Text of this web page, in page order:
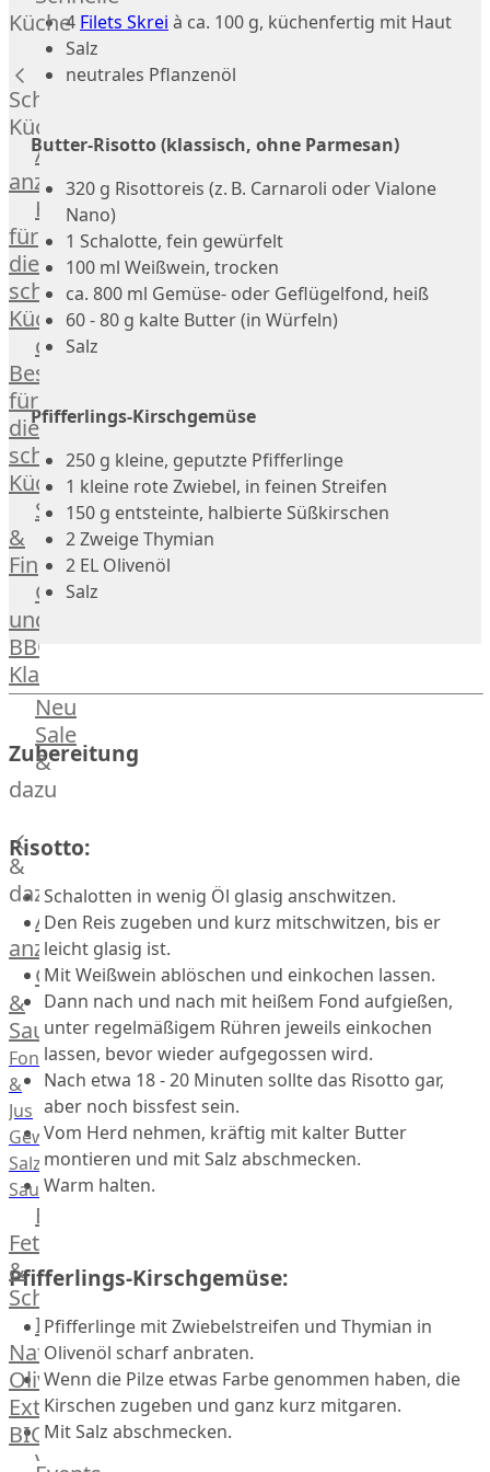
Russell
Lamm
Bison
Kaninchen
Wild
Reh
Rotwild
Elch
Dry-
Aged
Burger
Würstchen
Traditionell
klassisch
Außergewöhnlich
&
exotisch
OTTO
GOURMET
Manufaktur
Bratwurstsets
Toppings
Hackfleisch
Aufschnitt
&
Schinken
Küche
Schnelle
Küche
Alle
anzeigen
Hausmannskost
für
die
schnelle
Küche
das
Besondere
für
die
schnelle
Küche
Streetfood
&
Fingerfood
Grill-
und
BBQ-
Klassiker
Beilagen
Brot
&
Brötchen
Burger
Buns
&
Hot
Dog
Brötchen
Desserts
Neu
Sale
&
dazu
&
dazu
Alle
anzeigen
Gewürze
&
Saucen
Fonds
&
Jus
Gewürze
Salz
Saucen
Butter,
Fett
&
Schmalz
ItalianBar
Natives
Olivenöl
Extra
BIO
Veggie
4 Filets Skrei à ca. 100 g, küchenfertig mit Haut
Salz
neutrales Pflanzenöl
Butter-Risotto (klassisch, ohne Parmesan)
320 g Risottoreis (z. B. Carnaroli oder Vialone
Nano)
1 Schalotte, fein gewürfelt
100 ml Weißwein, trocken
ca. 800 ml Gemüse- oder Geflügelfond, heiß
60 - 80 g kalte Butter (in Würfeln)
Salz
Pfifferlings-Kirschgemüse
250 g kleine, geputzte Pfifferlinge
1 kleine rote Zwiebel, in feinen Streifen
150 g entsteinte, halbierte Süßkirschen
2 Zweige Thymian
2 EL Olivenöl
Salz
Zubereitung
Risotto:
Schalotten in wenig Öl glasig anschwitzen.
Den Reis zugeben und kurz mitschwitzen, bis er
leicht glasig ist.
Mit Weißwein ablöschen und einkochen lassen.
Dann nach und nach mit heißem Fond aufgießen,
unter regelmäßigem Rühren jeweils einkochen
lassen, bevor wieder aufgegossen wird.
Nach etwa 18 - 20 Minuten sollte das Risotto gar,
aber noch bissfest sein.
Vom Herd nehmen, kräftig mit kalter Butter
montieren und mit Salz abschmecken.
Warm halten.
Pfifferlings-Kirschgemüse:
Pfifferlinge mit Zwiebelstreifen und Thymian in
Olivenöl scharf anbraten.
Wenn die Pilze etwas Farbe genommen haben, die
Kirschen zugeben und ganz kurz mitgaren.
Mit Salz abschmecken.